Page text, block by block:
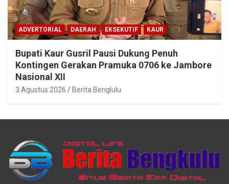
ADVERTORIAL DAERAH EKSEKUTIF KAUR
Bupati Kaur Gusril Pausi Dukung Penuh
Kontingen Gerakan Pramuka 0706 ke Jambore
Nasional XII
3 Agustus 2026 Berita Benglulu